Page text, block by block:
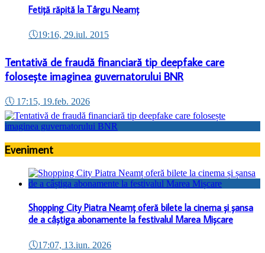
Fetiță răpită la Târgu Neamț
🕔19:16, 29.iul. 2015
Tentativă de fraudă financiară tip deepfake care
folosește imaginea guvernatorului BNR
🕔 17:15, 19.feb. 2026
Eveniment
Shopping City Piatra Neamț oferă bilete la cinema și șansa
de a câștiga abonamente la festivalul Marea Mișcare
🕔17:07, 13.iun. 2026